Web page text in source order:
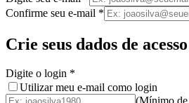
Confirme seu e-mail *
Crie seus dados de acesso
Digite o login *
Utilizar meu e-mail como login